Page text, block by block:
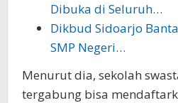
Dibuka di Seluruh…
Dikbud Sidoarjo
SMP Negeri…
Menurut dia, sekolah
tergabung bisa